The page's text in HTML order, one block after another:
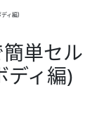
ィ編)
単セル
ディ編)